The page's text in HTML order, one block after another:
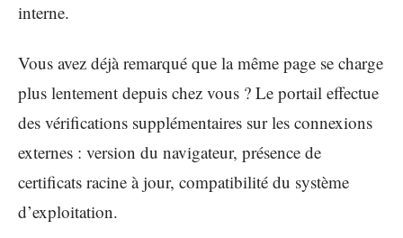
interne.
Vous avez déjà remarqué que la même page se charge
plus lentement depuis chez vous ? Le portail effectue
des vérifications supplémentaires sur les connexions
externes : version du navigateur, présence de
certificats racine à jour, compatibilité du système
d’exploitation.